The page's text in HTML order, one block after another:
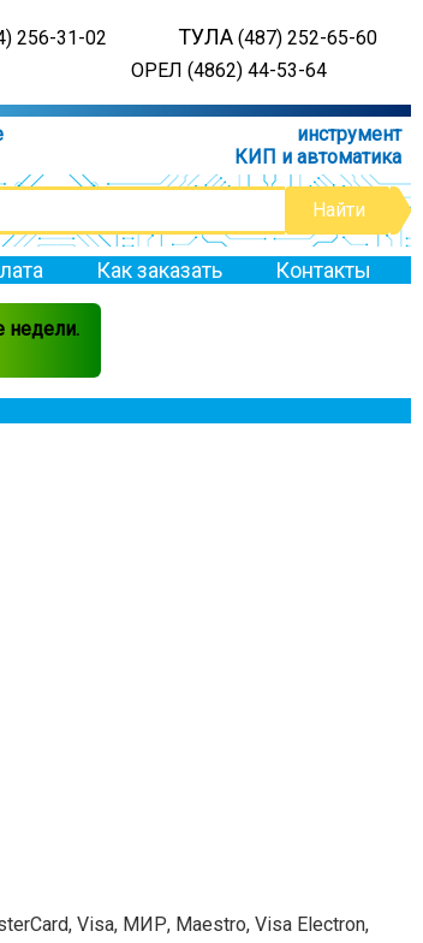
256-31-02 ТУЛА (487) 252-65-60
ОРЕЛ (4862) 44-53-64
инструмент
КИП и автоматика
Как заказать Контакты
недели.
Visa, МИР, Maestro, Visa Electron,